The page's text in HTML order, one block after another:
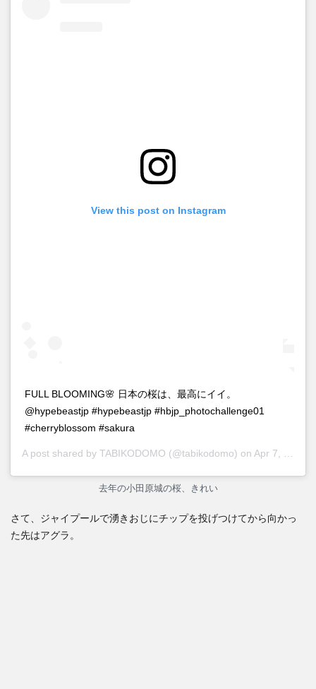
View this post on Instagram
FULL BLOOMING🌸 日本の桜は、最高にイイ。
@hypebeastjp #hypebeastjp #hbjp_photochallenge01
#cherryblossom #sakura
A post shared by TABIKODOMO (@tabikodomo) on Apr 7, 2019 at 6:37am PDT
去年の小田原城の桜、きれい
さて、ジャイプールで湧きおじにチップを投げつけてから向かっ
た先はアグラ。